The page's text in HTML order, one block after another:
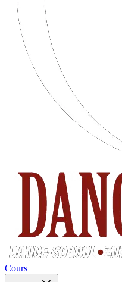
Cours